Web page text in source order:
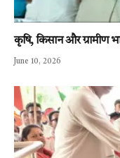
कृषि, किसान और ग्रामीण
June 10, 2026